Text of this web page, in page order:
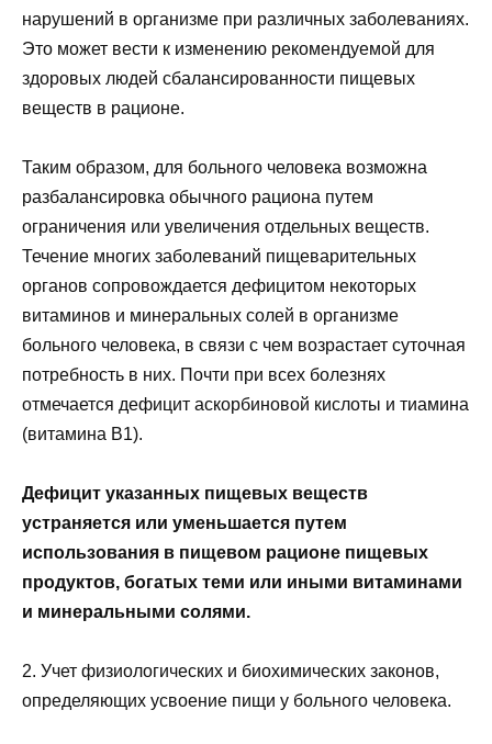
нарушений в организме при различных заболеваниях.
Это может вести к изменению рекомендуемой для
здоровых людей сбалансированности пищевых
веществ в рационе.
Таким образом, для больного человека возможна
разбалансировка обычного рациона путем
ограничения или увеличения отдельных веществ.
Течение многих заболеваний пищеварительных
органов сопровождается дефицитом некоторых
витаминов и минеральных солей в организме
больного человека, в связи с чем возрастает суточная
потребность в них. Почти при всех болезнях
отмечается дефицит аскорбиновой кислоты и тиамина
(витамина В1).
Дефицит указанных пищевых веществ
устраняется или уменьшается путем
использования в пищевом рационе пищевых
продуктов, богатых теми или иными витаминами
и минеральными солями.
2. Учет физиологических и биохимических законов,
определяющих усвоение пищи у больного человека.